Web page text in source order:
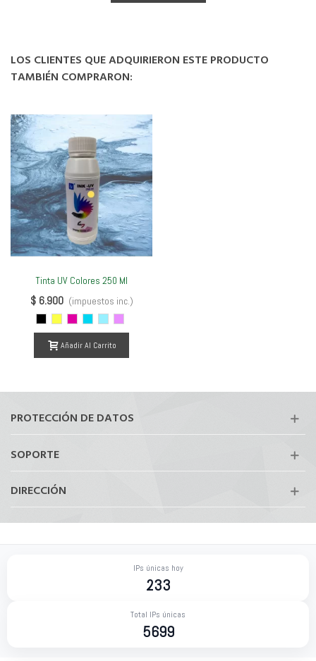
LOS CLIENTES QUE ADQUIRIERON ESTE PRODUCTO
TAMBIÉN COMPRARON:
Tinta UV Colores 250 Ml
$ 6.900 (impuestos inc.)
NegroAmarilloMagenta
CyanCyanMagenta
Añadir Al Carrito
PROTECCIÓN DE DATOS
SOPORTE
DIRECCIÓN
IPs únicas hoy
233
Total IPs únicas
5699